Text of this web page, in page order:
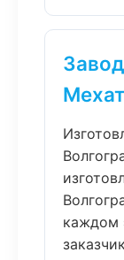
каждом